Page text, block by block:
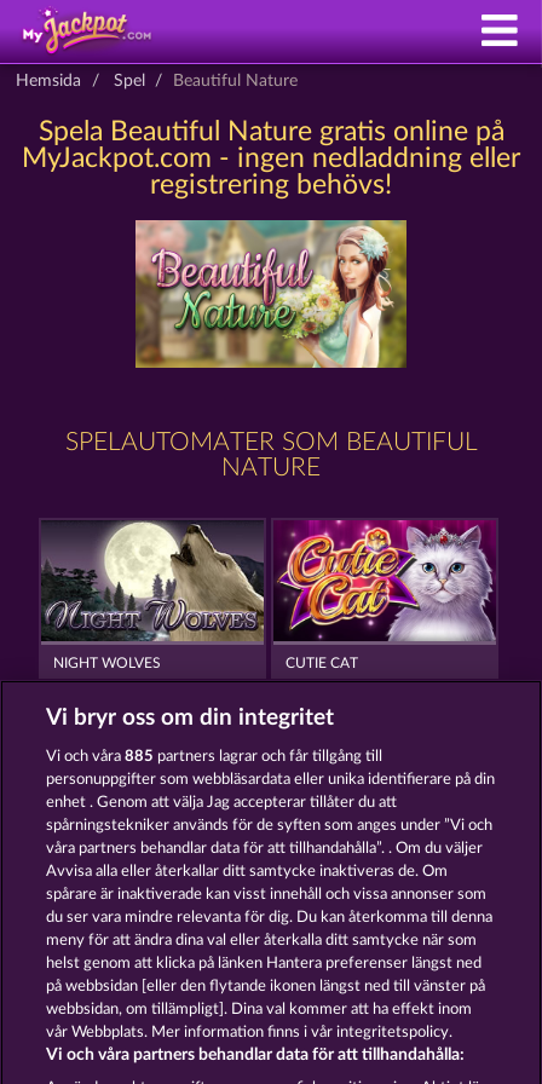
Hemsida Spel Beautiful Nature
Spela Beautiful Nature gratis online på
MyJackpot.com - ingen nedladdning eller
registrering behövs!
SPELAUTOMATER SOM BEAUTIFUL
NATURE
NIGHT WOLVES CUTIE CAT
ATLANTIC WILDS SAVANNA MOON
Användarvillkor Sekretesspolicy Avtryck
Om Företaget FAQ Ordlista
Partnerprogram Facebook
Vi bryr oss om din integritet
Vi och våra885 partners lagrar och får tillgång till
personuppgifter som webbläsardata eller unika identifierare på din
enhet . Genom att välja Jag accepterar tillåter du att
spårningstekniker används för de syften som anges under ”Vi och
våra partners behandlar data för att tillhandahålla”. . Om du väljer
Avvisa alla eller återkallar ditt samtycke inaktiveras de. Om
spårare är inaktiverade kan visst innehåll och vissa annonser som
du ser vara mindre relevanta för dig. Du kan återkomma till denna
meny för att ändra dina val eller återkalla ditt samtycke när som
helst genom att klicka på länken Hantera preferenser längst ned
på webbsidan [eller den flytande ikonen längst ned till vänster på
webbsidan, om tillämpligt]. Dina val kommer att ha effekt inom
vår Webbplats. Mer information finns i vår integritetspolicy.
Vi och våra partners behandlar data för att tillhandahålla: